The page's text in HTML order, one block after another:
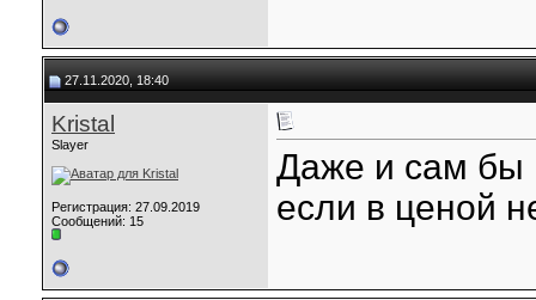
27.11.2020, 18:40
Kristal
Slayer
Регистрация: 27.09.2019
Сообщений: 15
Даже и сам бы
если в ценой